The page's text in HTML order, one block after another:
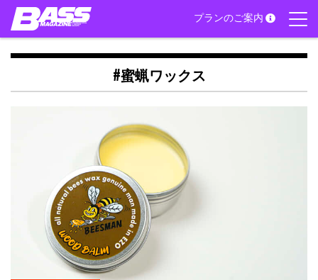
Skip
content
プランのご案内
#蜜蝋ワックス